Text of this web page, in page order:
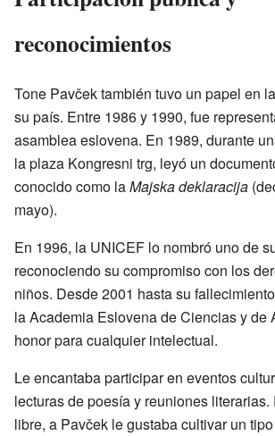
reconocimientos
Tone Pavček también tuvo un papel en
su país. Entre 1986 y 1990, fue
asamblea eslovena. En 1989, durante
la plaza Kongresni trg, leyó un
conocido como laMajska deklaracija
mayo).
En 1996, la UNICEF lo nombró uno de
reconociendo su compromiso con los
niños. Desde 2001 hasta su
la Academia Eslovena de Ciencias y de
honor para cualquier intelectual.
Le encantaba participar en eventos
lecturas de poesía y reuniones literarias.
libre, a Pavček le gustaba cultivar un